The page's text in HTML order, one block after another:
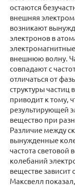
остаются
внешняя
возникают
электронов в
внешнюю волну.
совпадают с
отличаться от
структуры частиц
приводит к тому,
результирующей
вещество при
Различие между
вынужденные
частота световой
колебаний
веществе зависит
Максвелл